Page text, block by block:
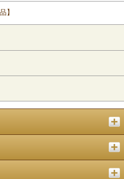
】